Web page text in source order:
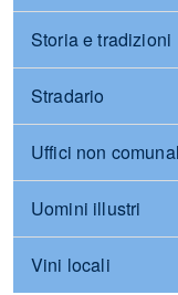
Storia e tradizioni
Stradario
Uffici non
Uomini illustri
Vini locali